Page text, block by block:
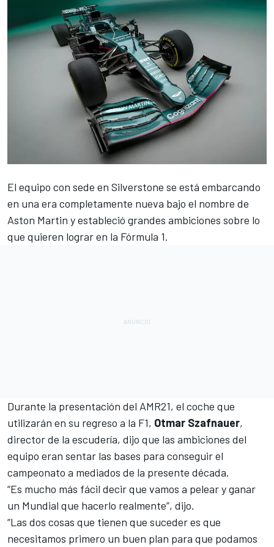
El equipo con sede en Silverstone se está embarcando
en una era completamente nueva bajo el nombre de
Aston Martin y estableció grandes ambiciones sobre lo
que quieren lograr en la Fórmula 1.
Durante la presentación del AMR21, el coche que
utilizarán en su regreso a la F1, Otmar Szafnauer,
director de la escudería, dijo que las ambiciones del
equipo eran sentar las bases para conseguir el
campeonato a mediados de la presente década.
“Es mucho más fácil decir que vamos a pelear y ganar
un Mundial que hacerlo realmente”, dijo.
“Las dos cosas que tienen que suceder es que
necesitamos primero un buen plan para que podamos